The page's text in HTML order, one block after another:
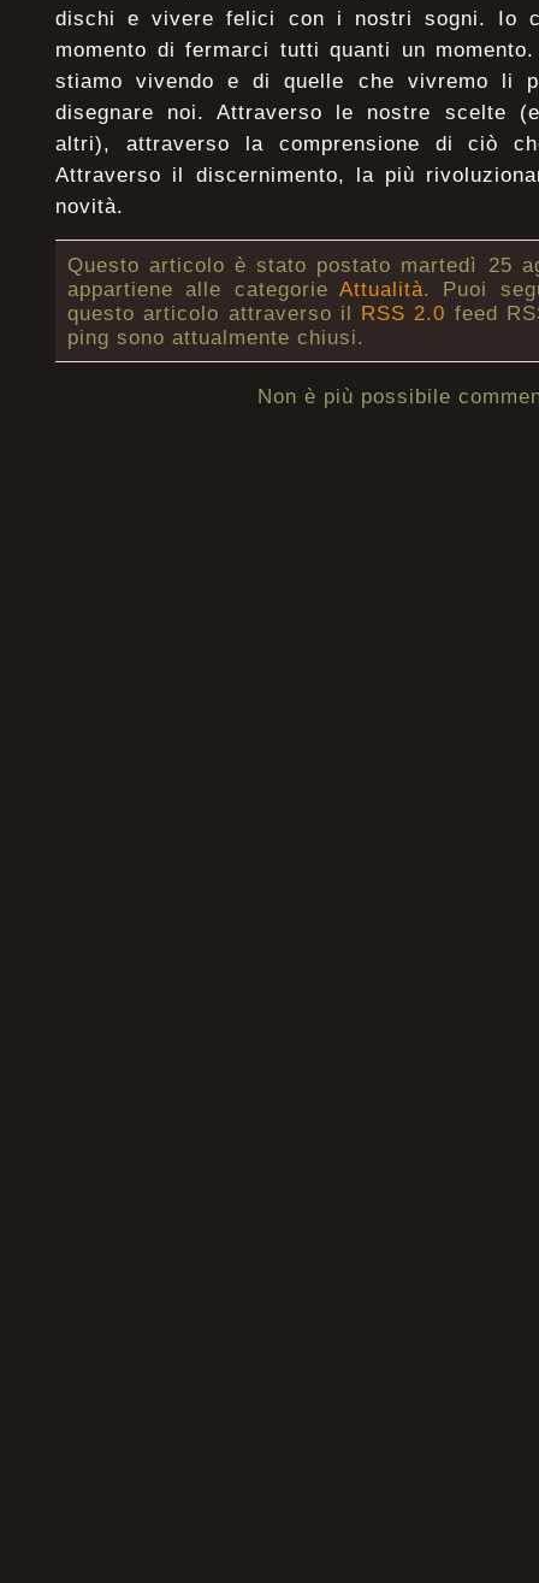
dischi e vivere felici con i nostri sogni. Io
momento di fermarci tutti quanti un momento.
stiamo vivendo e di quelle che vivremo li
disegnare noi. Attraverso le nostre scelte
altri), attraverso la comprensione di ciò
Attraverso il discernimento, la più
novità.
Questo articolo è stato postato martedì 25
appartiene alle categorie Attualità. Puoi
questo articolo attraverso il RSS 2.0 feed
ping sono attualmente chiusi.
Non è più possibile